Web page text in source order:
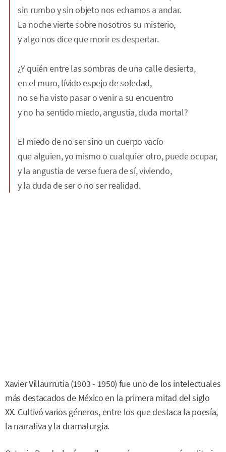
sin rumbo y sin objeto nos echamos a andar.
La noche vierte sobre nosotros su misterio,
y algo nos dice que morir es despertar.
¿Y quién entre las sombras de una calle desierta,
en el muro, lívido espejo de soledad,
no se ha visto pasar o venir a su encuentro
y no ha sentido miedo, angustia, duda mortal?
El miedo de no ser sino un cuerpo vacío
que alguien, yo mismo o cualquier otro, puede ocupar,
y la angustia de verse fuera de sí, viviendo,
y la duda de ser o no ser realidad.
Xavier Villaurrutia (1903 - 1950) fue uno de los intelectuales
más destacados de México en la primera mitad del siglo
XX. Cultivó varios géneros, entre los que destaca la poesía,
la narrativa y la dramaturgia.